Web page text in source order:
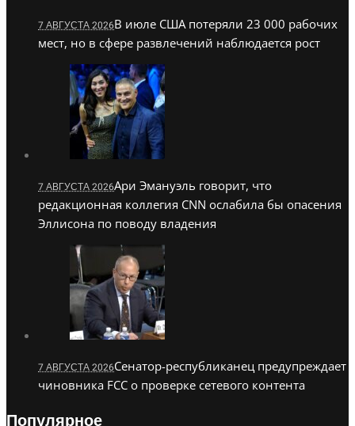
7 АВГУСТА 2026В июле США потеряли 23 000 рабочих
мест, но в сфере развлечений наблюдается рост
7 АВГУСТА 2026Ари Эмануэль говорит, что
редакционная коллегия CNN ослабила бы опасения
Эллисона по поводу владения
7 АВГУСТА 2026Сенатор-республиканец предупреждает
чиновника FCC о проверке сетевого контента
Популярное